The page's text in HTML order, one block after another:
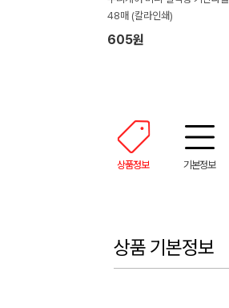
48매 (칼라인쇄)
605원
상품정보 기본정보
상품 기본정보